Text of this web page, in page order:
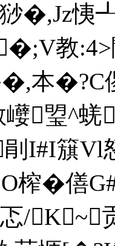
猀�,Jz
教:4>
本�?C
琞^蜣
I#I簱Vl
榨�僐
/